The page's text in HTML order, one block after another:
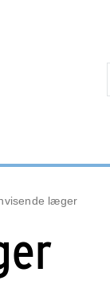
læger